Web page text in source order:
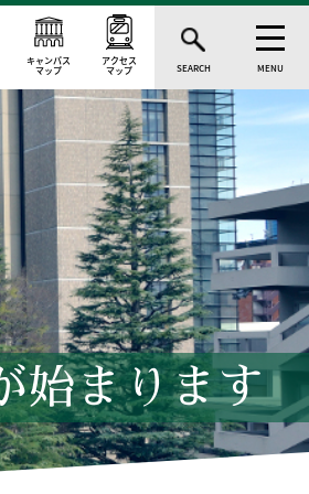
キャンパス
マップ
アクセス
マップ SEARCH MENU
始まります